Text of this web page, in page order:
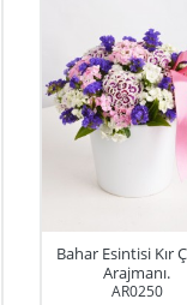
Bahar Esintisi Kır
Arajmanı.
AR0250